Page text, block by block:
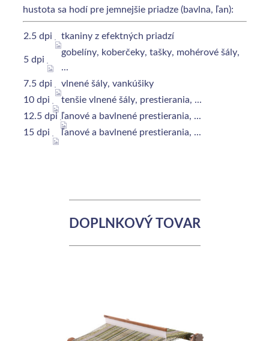
hustota sa hodí pre jemnejšie priadze (bavlna, ľan):
2.5 dpi tkaniny z efektných priadzí
5 dpi
gobelíny, koberčeky, tašky, mohérové šály,
7.5 dpi
vlnené šály, vankúšiky
10 dpi
tenšie vlnené šály, prestierania, ...
12.5 dpi ľanové a bavlnené prestierania, ...
15 dpi
ľanové a bavlnené prestierania, ...
DOPLNKOVÝ TOVAR